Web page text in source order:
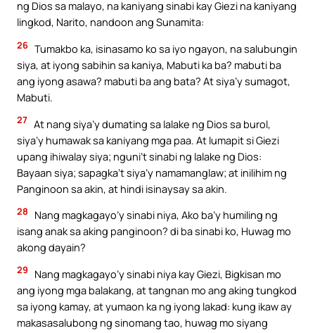
ng Dios sa malayo, na kaniyang sinabi kay Giezi na kaniyang
lingkod, Narito, nandoon ang Sunamita:
26 Tumakbo ka, isinasamo ko sa iyo ngayon, na salubungin
siya, at iyong sabihin sa kaniya, Mabuti ka ba? mabuti ba
ang iyong asawa? mabuti ba ang bata? At siya’y sumagot,
Mabuti.
27 At nang siya’y dumating sa lalake ng Dios sa burol,
siya’y humawak sa kaniyang mga paa. At lumapit si Giezi
upang ihiwalay siya; nguni’t sinabi ng lalake ng Dios:
Bayaan siya; sapagka’t siya’y namamanglaw; at inilihim ng
Panginoon sa akin, at hindi isinaysay sa akin.
28
Nang magkagayo’y sinabi niya, Ako ba’y humiling ng
isang anak sa aking panginoon? di ba sinabi ko, Huwag mo
akong dayain?
29
Nang magkagayo’y sinabi niya kay Giezi, Bigkisan mo
ang iyong mga balakang, at tangnan mo ang aking tungkod
sa iyong kamay, at yumaon ka ng iyong lakad: kung ikaw ay
makasasalubong ng sinomang tao, huwag mo siyang